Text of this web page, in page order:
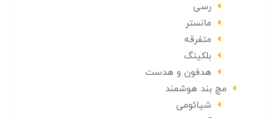
رسی
مانستر
متفرقه
بلکینگ
هدفون و هدست
مچ بند هوشمند
شیائومی